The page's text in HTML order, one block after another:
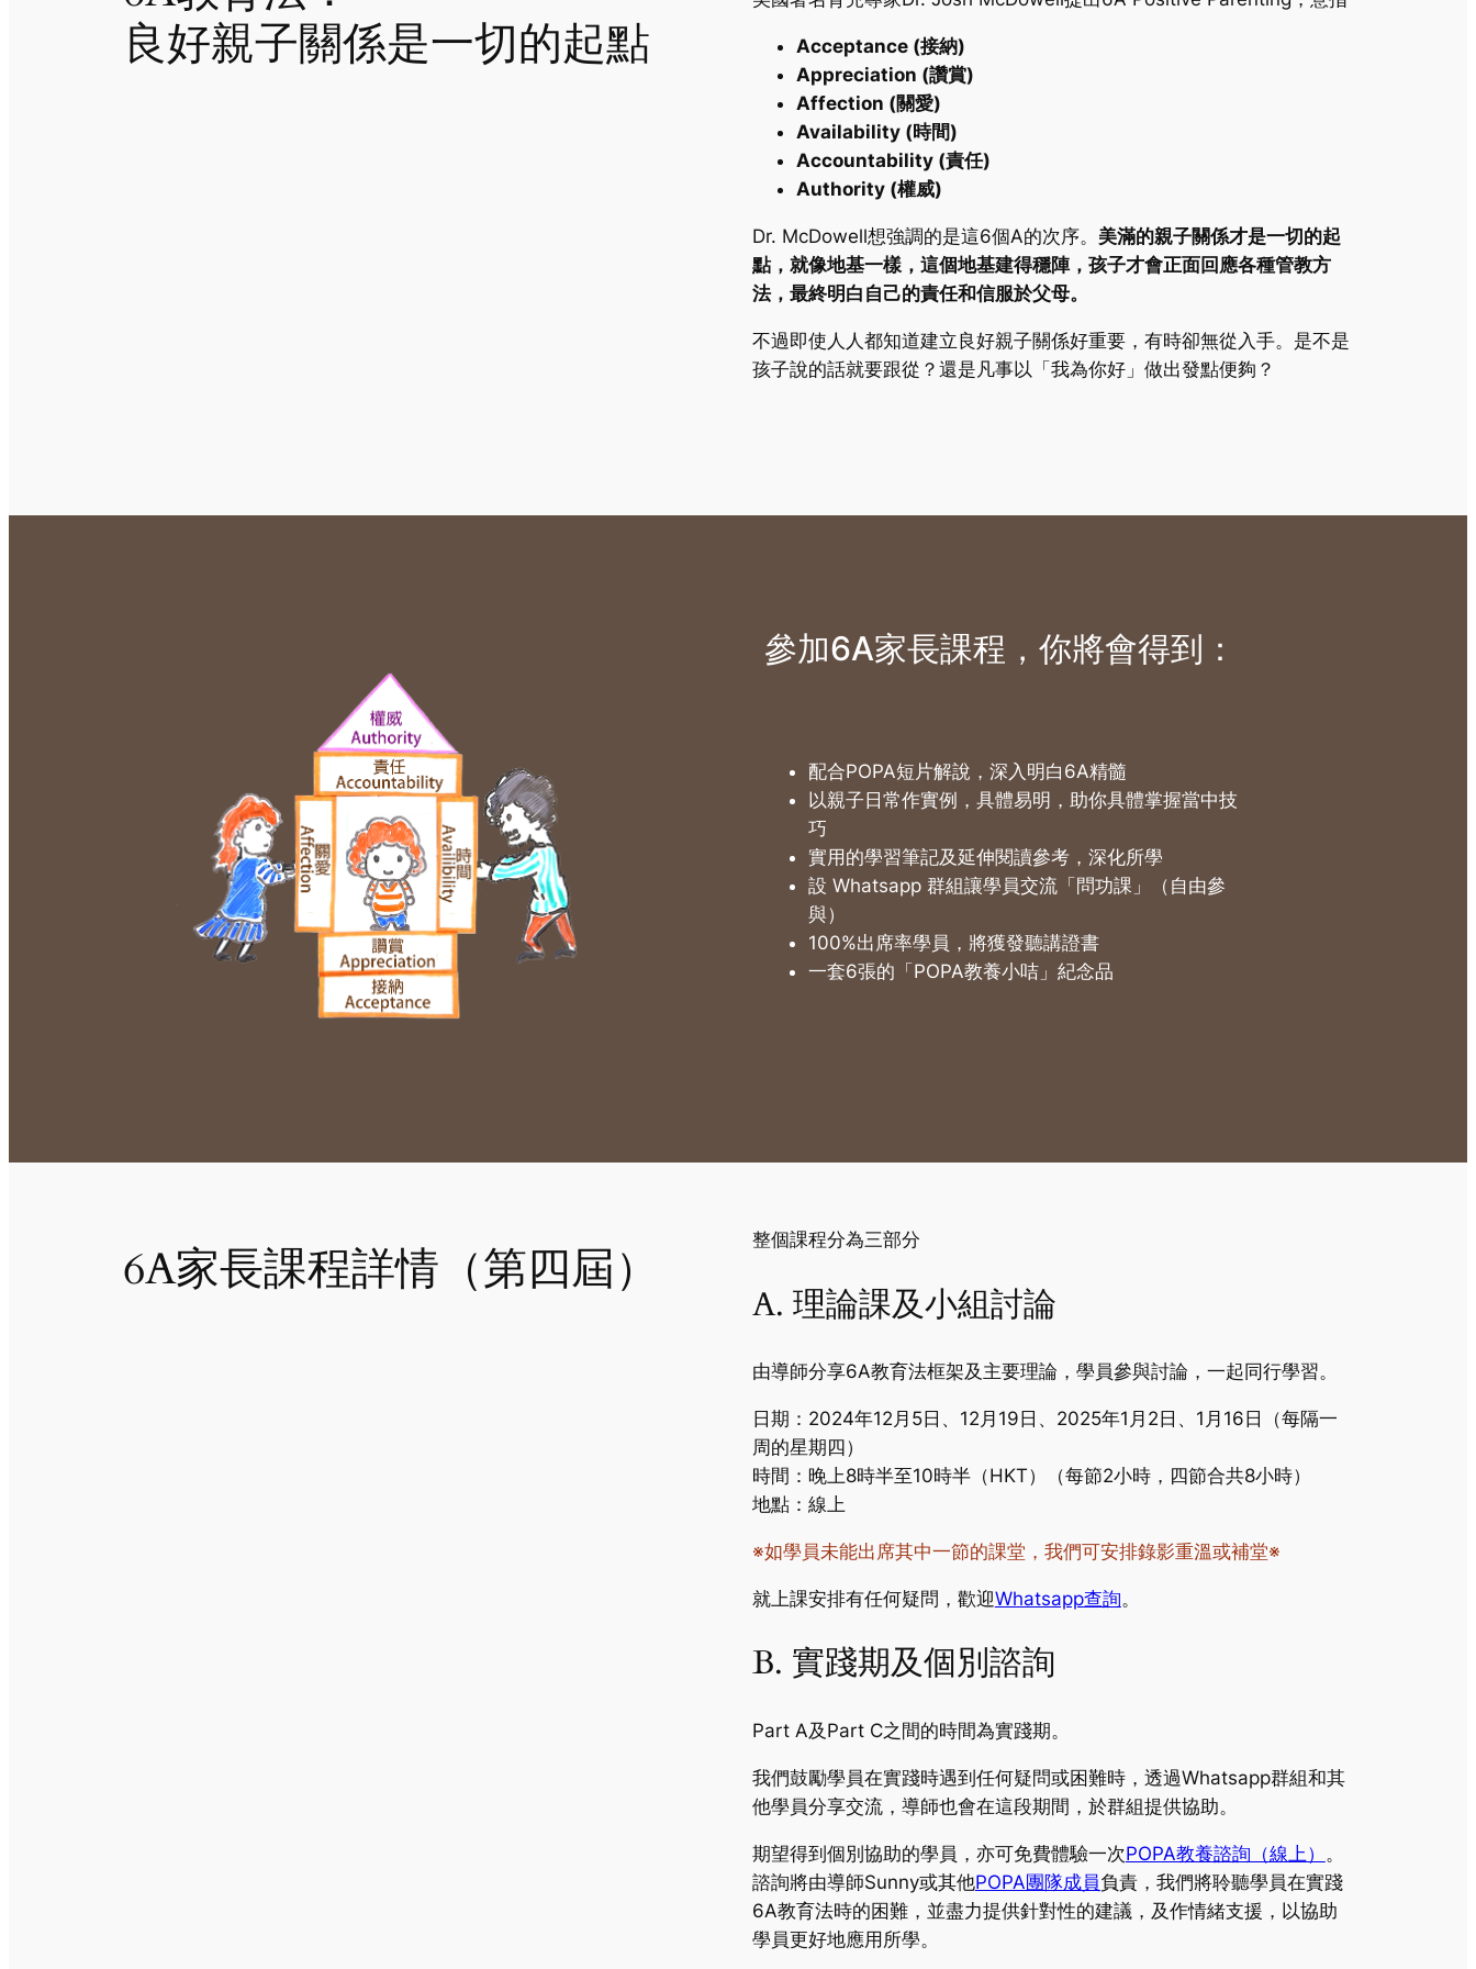
良好親子關係是一切的起點
Acceptance (接納)
Appreciation (讚賞)
Affection (關愛)
Availability (時間)
Accountability (責任)
Authority (權威)
Dr. McDowell想強調的是這6個A的次序。 美滿的親子關係才是一切的起
點，就像地基一樣，這個地基建得穩陣，孩子才會正面回應各種管教方
法，最終明白自己的責任和信服於父母。
不過即使人人都知道建立良好親子關係好重要，有時卻無從入手。是不是
孩子說的話就要跟從？還是凡事以「我為你好」做出發點便夠？
參加6A家長課程，你將會得到：​
配合POPA短片解說，深入明白6A精髓
以親子日常作實例，具體易明，助你具體掌握當中技
巧
實用的學習筆記及延伸閱讀參考，深化所學
設 Whatsapp 群組讓學員交流「問功課」（自由參
與）
100%出席率學員，將獲發聽講證書
一套6張的「POPA教養小咭」紀念品
6A家長課程詳情（第四屆） 整個課程分為三部分
A. 理論課及小組討論
由導師分享6A教育法框架及主要理論，學員參與討論，一起同行學習。
日期：2024年12月5日、12月19日、2025年1月2日、1月16日（每隔一
周的星期四）
時間：晚上8時半至10時半（HKT）（每節2小時，四節合共8小時）
地點：線上
※如學員未能出席其中一節的課堂，我們可安排錄影重溫或補堂※
就上課安排有任何疑問，歡迎Whatsapp查詢。
B. 實踐期及個別諮詢
Part A及Part C之間的時間為實踐期。
我們鼓勵學員在實踐時遇到任何疑問或困難時，透過Whatsapp群組和其
他學員分享交流，導師也會在這段期間，於群組提供協助。
期望得到個別協助的學員，亦可免費體驗一次POPA教養諮詢（線上）
。
諮詢將由導師Sunny或其他POPA團隊成員負責，我們將聆聽學員在實踐
6A教育法時的困難，並盡力提供針對性的建議，及作情緒支援，以協助
學員更好地應用所學。